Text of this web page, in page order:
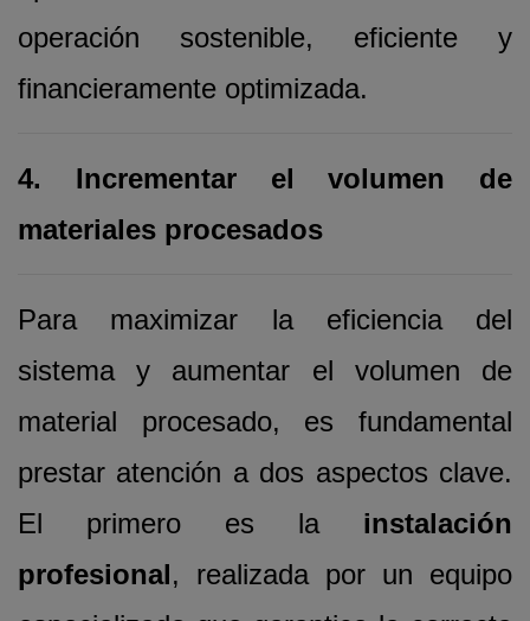
operación sostenible, eficiente y
financieramente optimizada.
4. Incrementar el volumen de
materiales procesados
Para maximizar la eficiencia del
sistema y aumentar el volumen de
material procesado, es fundamental
prestar atención a dos aspectos clave.
El primero es la instalación
profesional, realizada por un equipo